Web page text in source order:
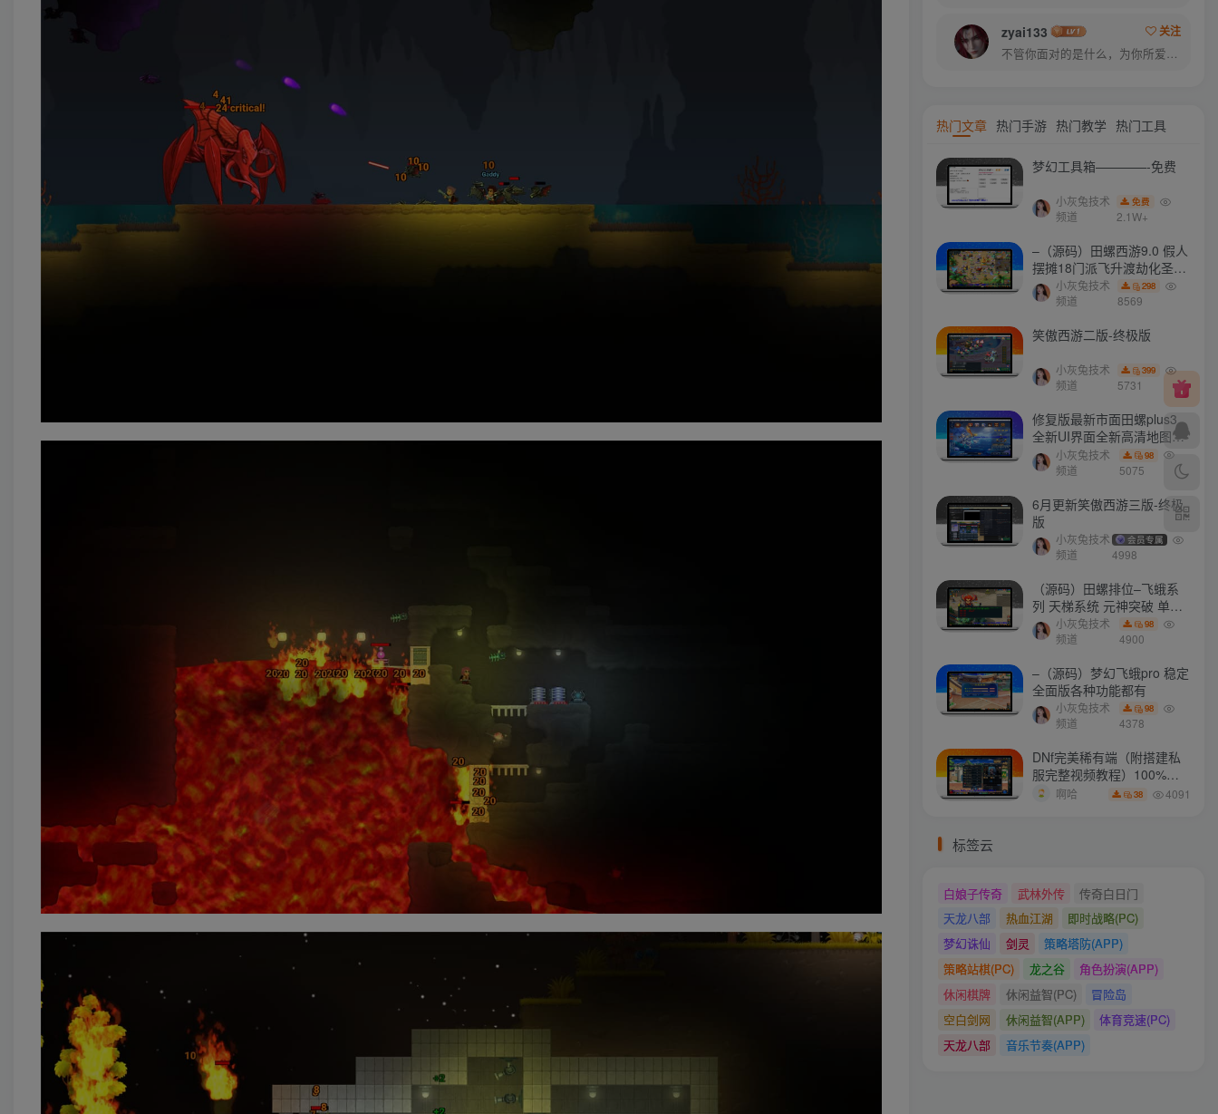
zyai133
关注
不管你面对的是什么，为你所爱的而奋斗都会是值得的
热门文章 热门手游 热门教学 热门工具
梦幻工具箱————-免费
小灰兔技术
频道
免费
2.1W+
–（源码）田螺西游9.0 假人
摆摊18门派飞升渡劫化圣助
战最新BB谛听….
小灰兔技术
频道
298
8569
笑傲西游二版-终极版
小灰兔技术
频道
399
5731
修复版最新市面田螺plus3
全新UI界面全新高清地图18
门派 修复了后门ggeserver
打不开
小灰兔技术
频道
98
5075
6月更新笑傲西游三版-终极
版
小灰兔技术
频道
会员专属
4998
（源码）田螺排位–飞蛾系
列 天梯系统 元神突破 单机
免费 含GM工具
小灰兔技术
频道
98
4900
–（源码）梦幻飞蛾pro 稳定
全面版各种功能都有
小灰兔技术
频道
98
4378
DNf完美稀有端（附搭建私
服完整视频教程）100%可
搭建(附完美端升级补丁)
啊哈 38 4091
标签云
白娘子传奇 武林外传
传奇白日门
天龙八部
热血江湖
即时战略(PC)
梦幻诛仙
剑灵
策略塔防(APP)
策略站棋(PC)
龙之谷
角色扮演(APP)
休闲棋牌
休闲益智(PC)
冒险岛
空白剑网
休闲益智(APP)
体育竞速(PC)
天龙八部
音乐节奏(APP)